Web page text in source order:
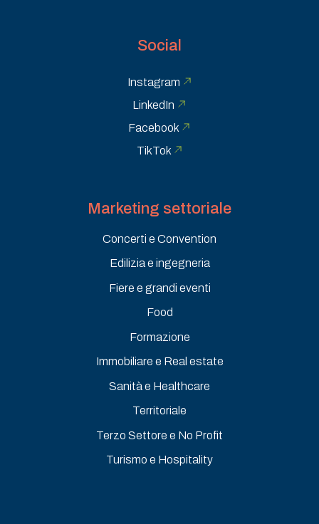
Social
Instagram
LinkedIn
Facebook
TikTok
Marketing settoriale
Concerti e Convention
Edilizia e ingegneria
Fiere e grandi eventi
Food
Formazione
Immobiliare e Real estate
Sanità e Healthcare
Territoriale
Terzo Settore e No Profit
Turismo e Hospitality